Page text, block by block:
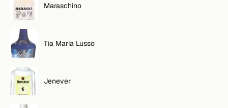
Maraschino
Tia Maria Lusso
Jenever